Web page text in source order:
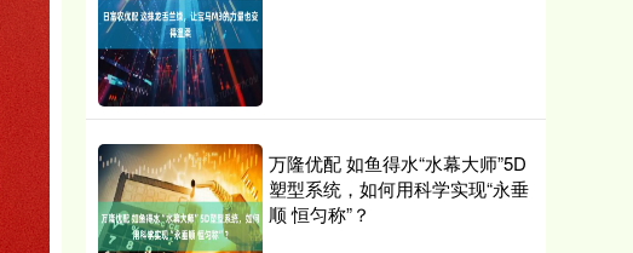
万隆优配 如鱼得水“水幕大师”5D
塑型系统，如何用科学实现“永垂
顺 恒匀称”？